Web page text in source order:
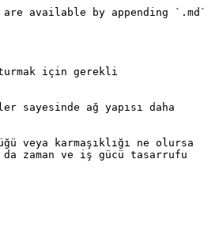
available by appending `.md`
için gerekli
ağ yapısı daha
karmaşıklığı ne olursa
zaman ve iş gücü tasarrufu